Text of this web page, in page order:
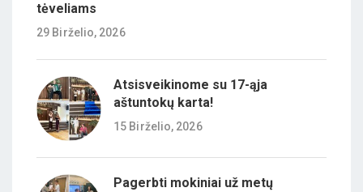
tėveliams
29 Birželio, 2026
Atsisveikinome su 17-ąja
aštuntokų karta!
15 Birželio, 2026
Pagerbti mokiniai už metų